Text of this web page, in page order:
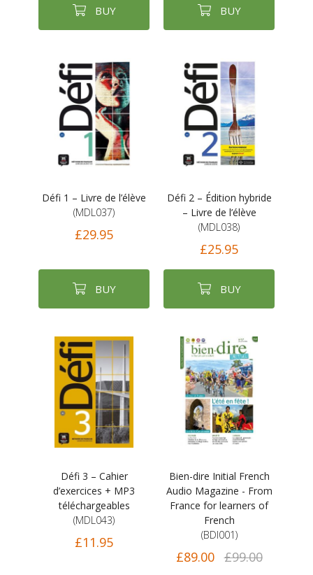
BUY BUY
Défi 1 – Livre de l’élève
(MDL037)
£29.95
BUY
Défi 2 – Édition hybride
– Livre de l’élève
(MDL038)
£25.95
BUY
Défi 3 – Cahier
d’exercices + MP3
téléchargeables
(MDL043)
£11.95
Bien-dire Initial French
Audio Magazine - From
France for learners of
French
(BDI001)
£89.00 £99.00